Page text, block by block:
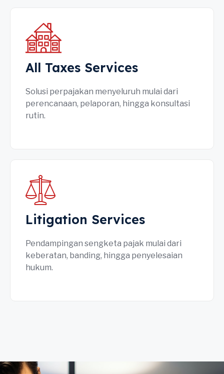
All Taxes Services
Solusi perpajakan menyeluruh mulai dari
perencanaan, pelaporan, hingga konsultasi
rutin.
Litigation Services
Pendampingan sengketa pajak mulai dari
keberatan, banding, hingga penyelesaian
hukum.